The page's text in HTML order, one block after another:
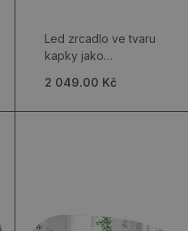
Led zrcadlo ve tvaru
kapky jako
prvek
2 049.00 Kč